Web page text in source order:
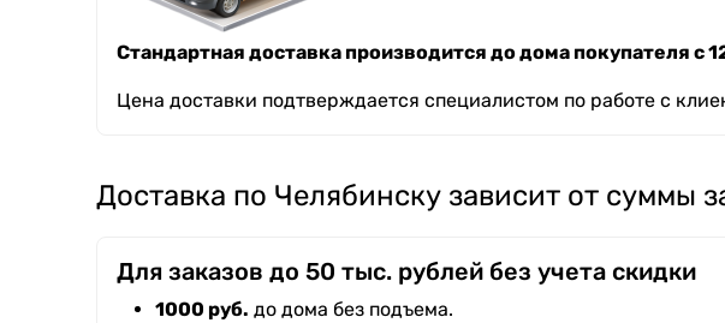
Стандартная доставка производится до дома покупателя с
Цена доставки подтверждается специалистом по работе с
Доставка по Челябинску зависит от суммы
Для заказов до 50 тыс. рублей без учета скидки
1000 руб. до дома без подъема.